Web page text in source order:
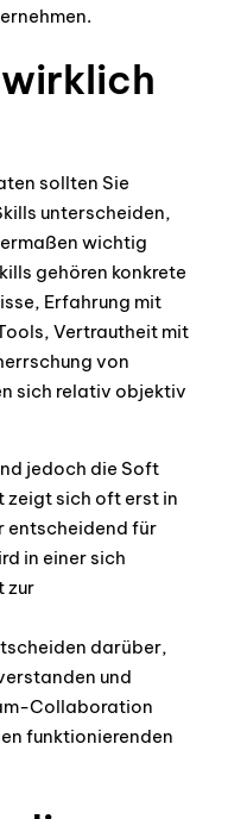
sollten Sie
unterscheiden,
wichtig
gehören konkrete
Erfahrung mit
Vertrautheit mit
von
sich relativ objektiv
jedoch die Soft
zeigt sich oft erst in
entscheidend für
in einer sich
zur
darüber,
und
Collaboration
funktionierenden